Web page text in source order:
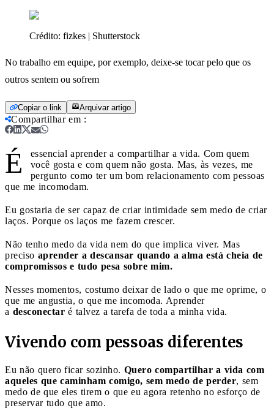
Crédito: fizkes | Shutterstock
No trabalho em equipe, por exemplo, deixe-se tocar pelo que os
outros sentem ou sofrem
Copiar o link Arquivar artigo
Compartilhar em :
É
essencial aprender a compartilhar a vida. Com quem
você gosta e com quem não gosta. Mas, às vezes, me
pergunto como ter um bom relacionamento com pessoas
que me incomodam.
Eu gostaria de ser capaz de criar intimidade sem medo de criar
laços. Porque os laços me fazem crescer.
Não tenho medo da vida nem do que implica viver. Mas
preciso aprender a descansar quando a alma está cheia de
compromissos e tudo pesa sobre mim.
Nesses momentos, costumo deixar de lado o que me oprime, o
que me angustia, o que me incomoda. Aprender
a desconectar é talvez a tarefa de toda a minha vida.
Vivendo com pessoas diferentes
Eu não quero ficar sozinho. Quero compartilhar a vida com
aqueles que caminham comigo, sem medo de perder, sem
medo de que eles tirem o que eu agora retenho no esforço de
preservar tudo que amo.